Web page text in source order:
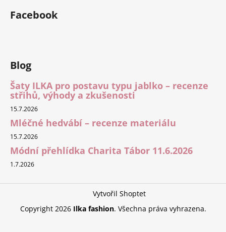
Facebook
Blog
Šaty ILKA pro postavu typu jablko – recenze
střihů, výhody a zkušenosti
15.7.2026
Mléčné hedvábí – recenze materiálu
15.7.2026
Módní přehlídka Charita Tábor 11.6.2026
1.7.2026
Vytvořil Shoptet
Copyright 2026 Ilka fashion. Všechna práva vyhrazena.